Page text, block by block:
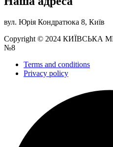
вул. Юрія Кондратюка 8, Київ
Copyright © 2024 КИЇВСЬКА
№8
Terms and conditions
Privacy policy